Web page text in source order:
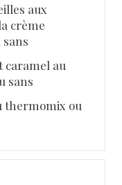
aux
crème
caramel au
sans
thermomix ou